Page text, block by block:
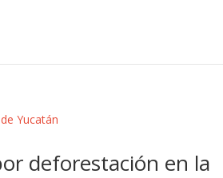
deforestación en la